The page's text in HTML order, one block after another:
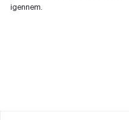
igennem.